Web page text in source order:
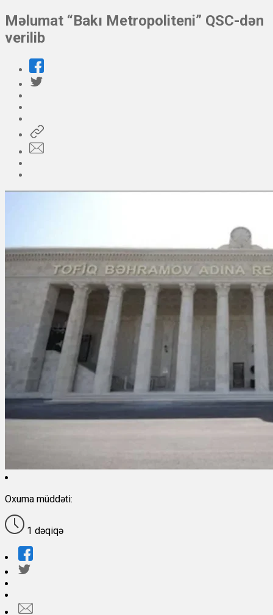
Məlumat “Bakı Metropoliteni” QSC-dən
verilib
Oxuma müddəti:
1 dəqiqə